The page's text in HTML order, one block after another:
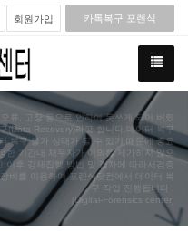
회원가입 카톡복구 포렌식
류, 고장 등으로 인하여 못쓰게 되어 버렸
(Data Recovery)라고 합니다.데이터 복구
복구 불가 상태가 될 수 있기 때문에 중요
한 기간내 채무자가 이의를 제가히지 않으
후 강제집행 방법 및 절차에 따라서검증
비를 이용하여 포렌식닷컴에서 데이터 복
구 작업 진행됩니다 .
[Digital-Forensics center]